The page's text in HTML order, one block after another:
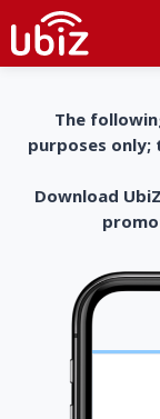
The
purposes
Download